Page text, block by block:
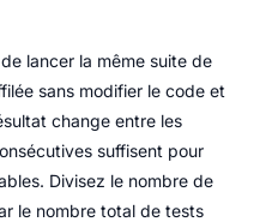
lancer la même suite de
sans modifier le code et
change entre les
suffisent pour
Divisez le nombre de
le nombre total de tests